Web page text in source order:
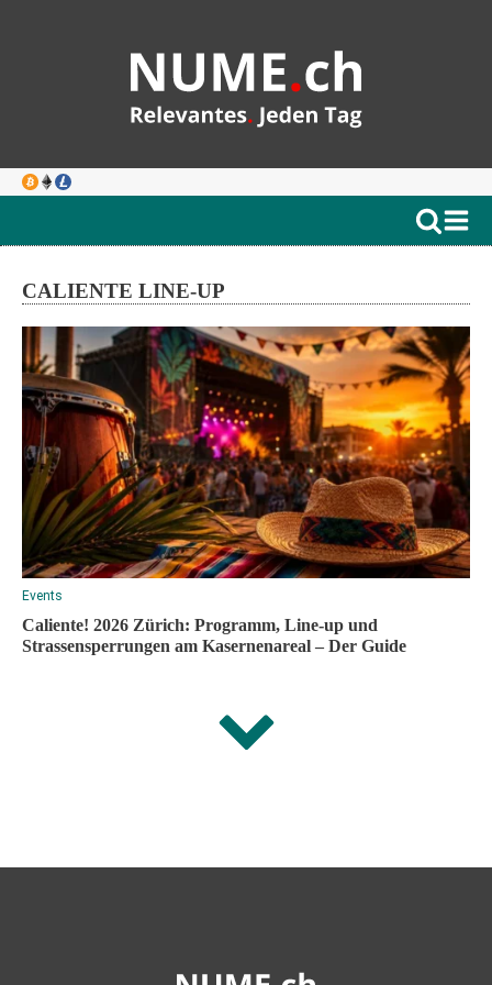
CALIENTE LINE-UP
Events
Caliente! 2026 Zürich: Programm, Line-up und
Strassensperrungen am Kasernenareal – Der Guide